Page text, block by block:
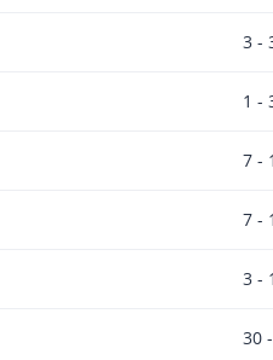
3 -
1 -
7 -
7 -
3 -
30